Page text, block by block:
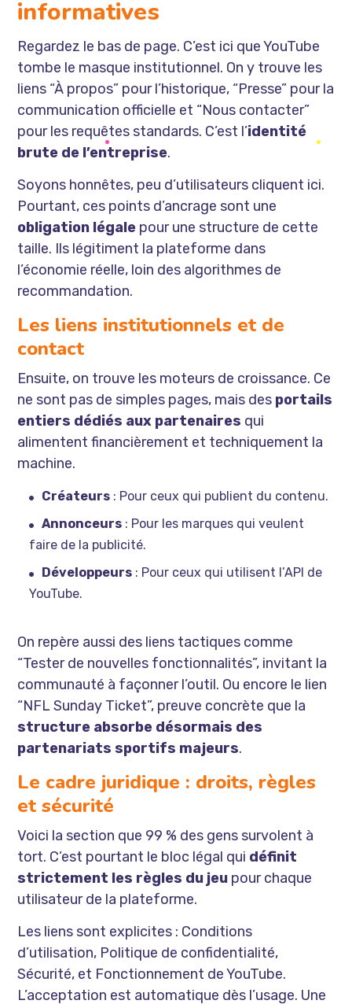
informatives
Regardez le bas de page. C’est ici que YouTube
tombe le masque institutionnel. On y trouve les
liens “À propos” pour l’historique, “Presse” pour la
communication officielle et “Nous contacter”
pour les requêtes standards. C’est l’identité
brute de l’entreprise.
Soyons honnêtes, peu d’utilisateurs cliquent ici.
Pourtant, ces points d’ancrage sont une
obligation légale pour une structure de cette
taille. Ils légitiment la plateforme dans
l’économie réelle, loin des algorithmes de
recommandation.
Les liens institutionnels et de
contact
Ensuite, on trouve les moteurs de croissance. Ce
ne sont pas de simples pages, mais des portails
entiers dédiés aux partenaires qui
alimentent financièrement et techniquement la
machine.
Créateurs : Pour ceux qui publient du contenu.
Annonceurs : Pour les marques qui veulent
faire de la publicité.
Développeurs : Pour ceux qui utilisent l’API de
YouTube.
On repère aussi des liens tactiques comme
“Tester de nouvelles fonctionnalités”, invitant la
communauté à façonner l’outil. Ou encore le lien
“NFL Sunday Ticket”, preuve concrète que la
structure absorbe désormais des
partenariats sportifs majeurs.
Le cadre juridique : droits, règles
et sécurité
Voici la section que 99 % des gens survolent à
tort. C’est pourtant le bloc légal qui définit
strictement les règles du jeu pour chaque
utilisateur de la plateforme.
Les liens sont explicites : Conditions
d’utilisation, Politique de confidentialité,
Sécurité, et Fonctionnement de YouTube.
L’acceptation est automatique dès l’usage. Une